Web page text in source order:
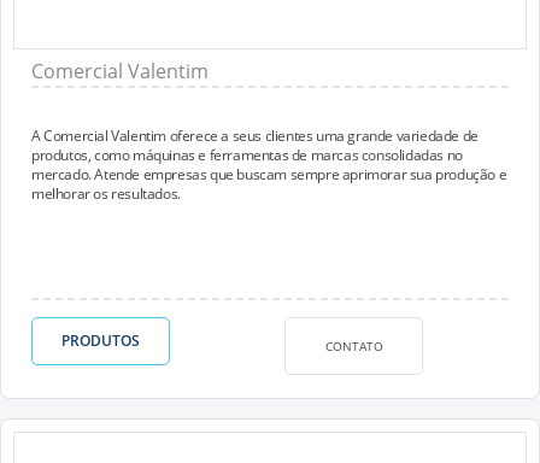
Comercial Valentim
A Comercial Valentim oferece a seus clientes uma grande variedade de
produtos, como máquinas e ferramentas de marcas consolidadas no
mercado. Atende empresas que buscam sempre aprimorar sua produção e
melhorar os resultados.
PRODUTOS CONTATO